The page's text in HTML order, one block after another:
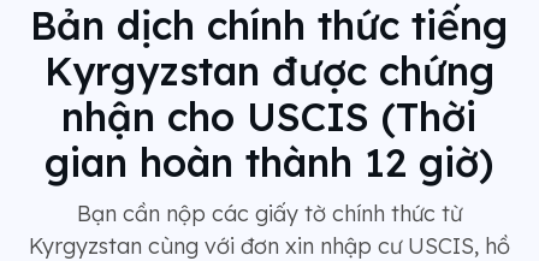
Bản dịch chính thức tiếng
Kyrgyzstan được chứng
nhận cho USCIS (Thời
gian hoàn thành 12 giờ)
Bạn cần nộp các giấy tờ chính thức từ
Kyrgyzstan cùng với đơn xin nhập cư USCIS, hồ